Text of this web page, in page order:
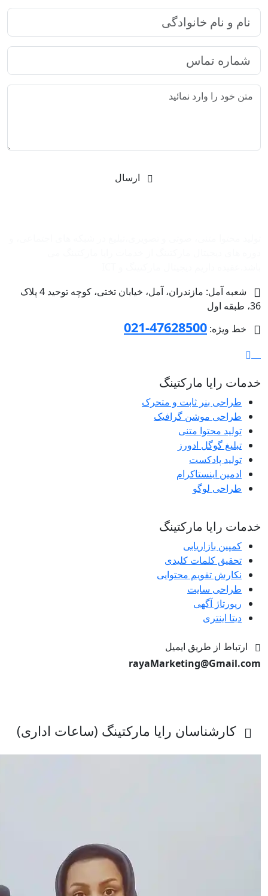
شعبه آمل: مازندران، آمل، خیابان تختی، کوچه توحید 4 پلاک
36، طبقه اول
خط ویژه: 47628500-021
خدمات رایا مارکتینگ
طراحی بنر ثابت و متحرک
طراحی موشن گرافیک
تولید محتوا متنی
تبلیغ گوگل ادورز
تولید پادکست
ادمین اینستاکرام
طراحی لوگو
خدمات رایا مارکتینگ
کمپین بازاریابی
تحقیق کلمات کلیدی
نکارش تقویم محتوایی
طراحی سایت
رپورتاژ آگهی
دیتا اینتری
ارتباط از طریق ایمیل
rayaMarketing@Gmail.com
کارشناسان رایا مارکتینگ (ساعات اداری)